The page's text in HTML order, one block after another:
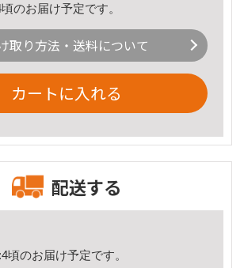
のお届け予定です。
取り方法・送料について
カートに入れる
配送する
頃のお届け予定です。